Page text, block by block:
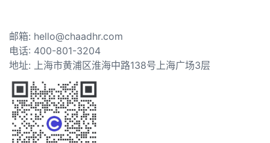
邮箱: hello@chaadhr.com
电话: 400-801-3204
地址: 上海市黄浦区淮海中路138号上海广场3层